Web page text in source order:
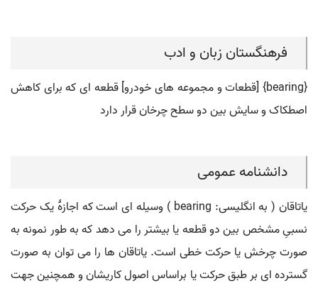
فرهنگستان زبان و ادب
{bearing} [قطعات و مجموعه های خودرو] قطعه ای که برای کاهش
اصطکاک و سایش بین دو سطح چرخان قرار دارد
دانشنامه عمومی
یاتاقان ( به انگلیسی: bearing ) وسیله ای است که اجازهٔ یک حرکت
نسبیِ مشخص بین دو قطعه یا بیشتر را می دهد که به طور نمونه به
صورت چرخش یا حرکت خطی است. یاتاقان ها را می توان به صورت
گسترده ای بر طبق حرکت یا براساس اصول کاریشان و همچنین جهت